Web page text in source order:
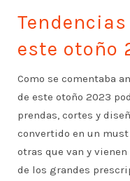
este otoño
Como se comentaba
de este otoño 2023
prendas, cortes y
convertido en un must
otras que van y
de los grandes